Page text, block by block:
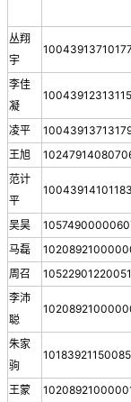
丛翔
宇
李佳
凝
凌平
王旭
范计
平
吴昊
马磊
周召
李沛
聪
朱家
驹
王蒙